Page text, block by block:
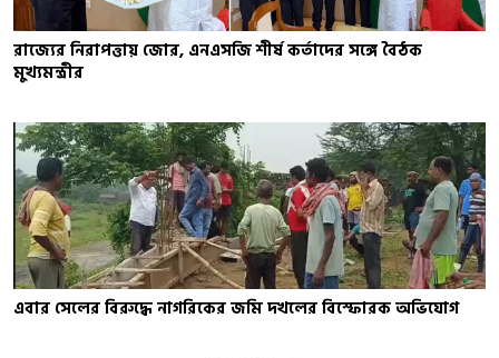
রাজ্যের নিরাপত্তায় জোর, এনএসজি শীর্ষ কর্তাদের সঙ্গে বৈঠক
মুখ্যমন্ত্রীর
এবার সেলের বিরুদ্ধে নাগরিকের জমি দখলের বিস্ফোরক অভিযোগ